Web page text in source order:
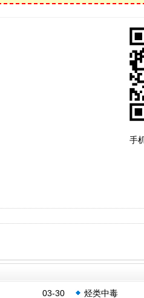
手
03-30 烃类中毒